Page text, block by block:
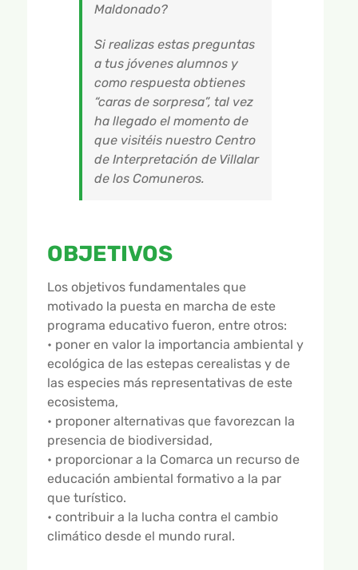
Maldonado?
Si realizas estas preguntas
a tus jóvenes alumnos y
como respuesta obtienes
“caras de sorpresa”, tal vez
ha llegado el momento de
que visitéis nuestro Centro
de Interpretación de Villalar
de los Comuneros.
OBJETIVOS
Los objetivos fundamentales que
motivado la puesta en marcha de este
programa educativo fueron, entre otros:
• poner en valor la importancia ambiental y
ecológica de las estepas cerealistas y de
las especies más representativas de este
ecosistema,
• proponer alternativas que favorezcan la
presencia de biodiversidad,
• proporcionar a la Comarca un recurso de
educación ambiental formativo a la par
que turístico.
• contribuir a la lucha contra el cambio
climático desde el mundo rural.